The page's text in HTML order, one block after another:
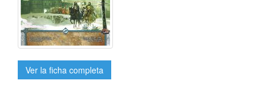
Ver la ficha completa